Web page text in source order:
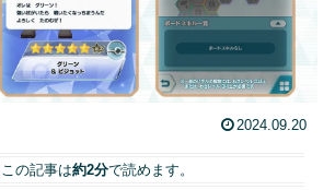
2024.09.20
この記事は約2分で読めます。